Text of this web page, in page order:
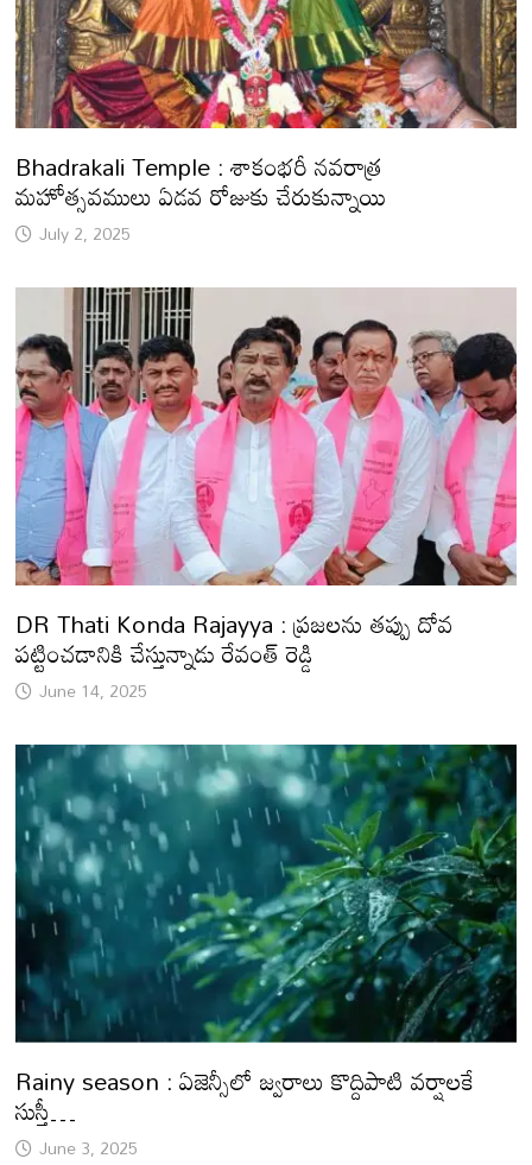
Bhadrakali Temple : శాకంభరీ నవరాత్ర
మహోత్సవములు ఏడవ రోజుకు చేరుకున్నాయి
July 2, 2025
DR Thati Konda Rajayya : ప్రజలను తప్పు దోవ
పట్టించడానికి చేస్తున్నాడు రేవంత్ రెడ్డి
June 14, 2025
Rainy season : ఏజెన్సీలో జ్వరాలు కొద్దిపాటి వర్షాలకే
సుస్తీ…
June 3, 2025